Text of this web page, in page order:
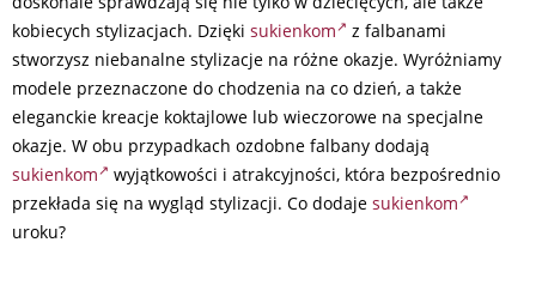
kobiecych stylizacjach. Dzięki sukienkom
z falbanami
stworzysz niebanalne stylizacje na różne okazje. Wyróżniamy
modele przeznaczone do chodzenia na co dzień, a także
eleganckie kreacje koktajlowe lub wieczorowe na specjalne
okazje. W obu przypadkach ozdobne falbany dodają
sukienkom
wyjątkowości i atrakcyjności, która bezpośrednio
przekłada się na wygląd stylizacji. Co dodaje sukienkom
uroku?